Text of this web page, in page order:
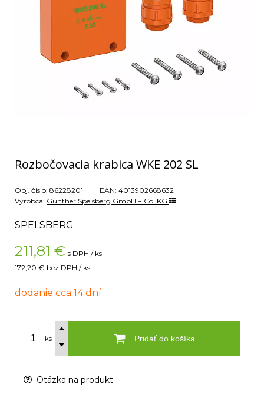
Rozbočovacia krabica WKE 202 SL
Obj. čislo: 86228201 EAN: 4013902668632
Výrobca: Günther Spelsberg GmbH + Co. KG
SPELSBERG
211,81 € s DPH / ks
172,20 € bez DPH / ks
dodanie cca 14 dní
ks Pridať do košíka
Otázka na produkt